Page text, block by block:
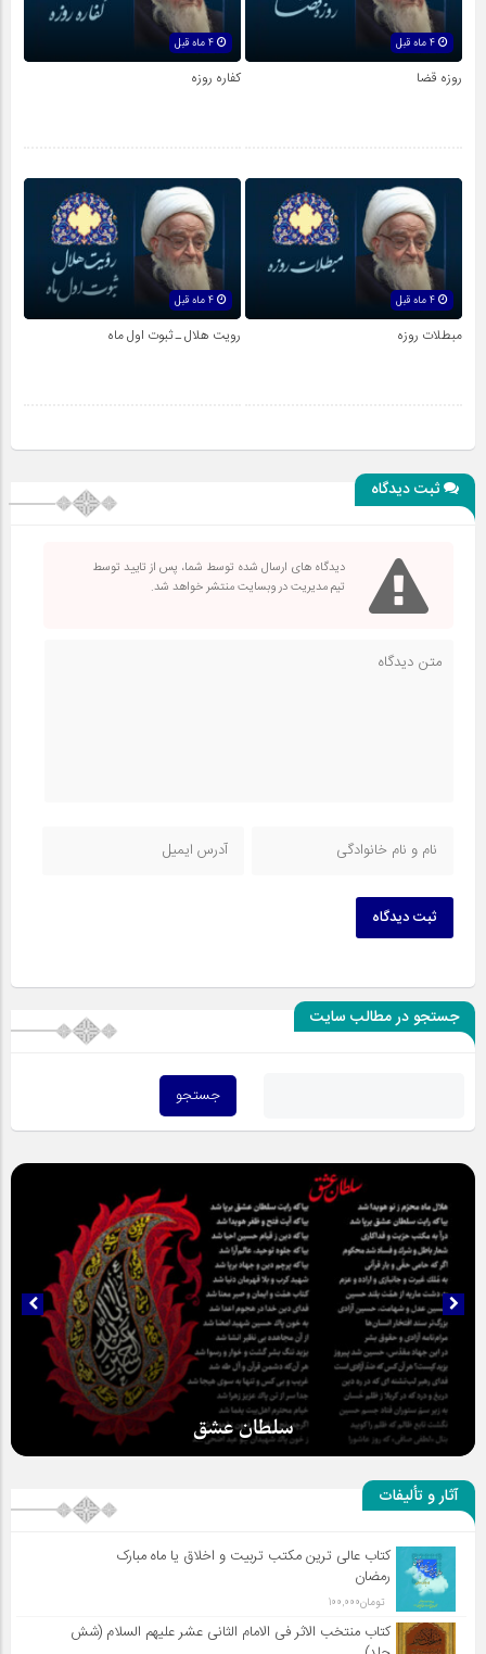
4 ماه قبل
روزه قضا کفاره روزه
4 ماه قبل
مبطلات روزه رویت هلال ـ ثبوت اول ماه
ثبت دیدگاه
دیدگاه های ارسال شده توسط شما، پس از تایید توسط
تیم مدیریت در وبسایت منتشر خواهد شد.
ثبت دیدگاه
جستجو در مطالب سایت
سلطان عشق
آثار و تألیفات
کتاب عالی ترین مکتب تربیت و اخلاق یا ماه مبارک
رمضان
تومان100,000
کتاب منتخب الاثر فی الامام الثانی عشر علیهم السلام (شش